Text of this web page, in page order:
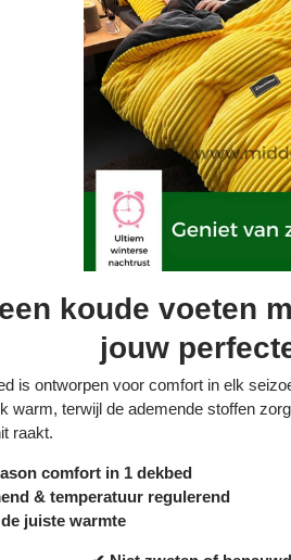
koude voeten
jouw
is ontworpen voor comfort in elk
warm, terwijl de ademende stoffen
raakt.
comfort in 1 dekbed
& temperatuur regulerend
juiste warmte